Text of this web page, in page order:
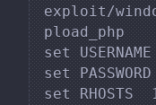
exploit/
pload_php
set
set
set RHOSTS